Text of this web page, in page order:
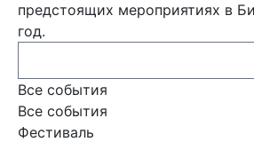
предстоящих мероприятиях в
год.
Все события
Все события
Фестиваль